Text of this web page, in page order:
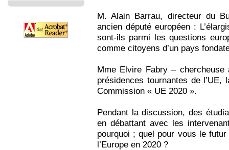
M. Alain Barrau, directeur du
ancien député européen :
sont-ils parmi les questions
comme citoyens d’un pays
Mme Elvire Fabry –
présidences tournantes de
Commission « UE 2020 ».
Pendant la discussion, des
en débattant avec les
pourquoi ; quel pour vous le
l’Europe en 2020 ?